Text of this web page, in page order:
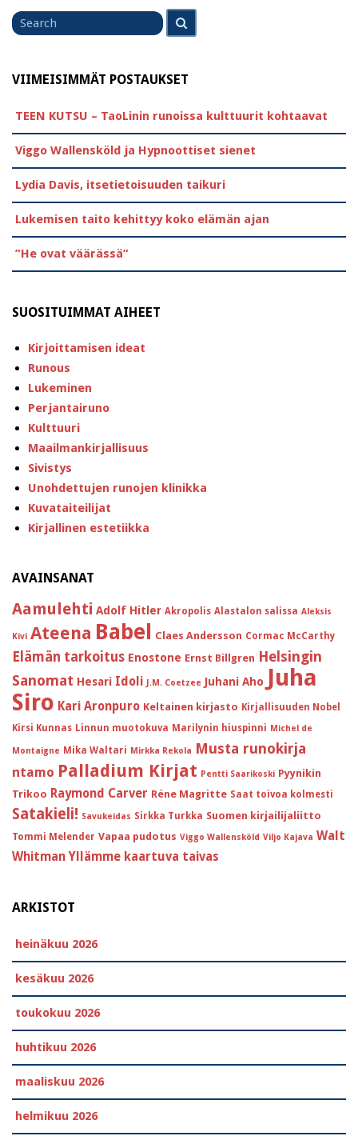
Search
for
VIIMEISIMMÄT POSTAUKSET
TEEN KUTSU – TaoLinin runoissa kulttuurit kohtaavat
Viggo Wallensköld ja Hypnoottiset sienet
Lydia Davis, itsetietoisuuden taikuri
Lukemisen taito kehittyy koko elämän ajan
”He ovat väärässä”
SUOSITUIMMAT AIHEET
Kirjoittamisen ideat
Runous
Lukeminen
Perjantairuno
Kulttuuri
Maailmankirjallisuus
Sivistys
Unohdettujen runojen klinikka
Kuvataiteilijat
Kirjallinen estetiikka
AVAINSANAT
Aamulehti Adolf Hitler Akropolis Alastalon salissa Aleksis
Kivi Ateena Babel Claes Andersson Cormac McCarthy
Elämän tarkoitus Enostone Ernst Billgren Helsingin
Sanomat Hesari Idoli J.M. Coetzee Juhani Aho Juha
Siro Kari Aronpuro Keltainen kirjasto Kirjallisuuden Nobel
Kirsi Kunnas Linnun muotokuva Marilynin hiuspinni Michel de
Montaigne Mika Waltari Mirkka Rekola Musta runokirja
ntamo Palladium Kirjat Pentti Saarikoski Pyynikin
Trikoo Raymond Carver Réne Magritte Saat toivoa kolmesti
Satakieli! Savukeidas Sirkka Turkka Suomen kirjailijaliitto
Tommi Melender Vapaa pudotus Viggo Wallensköld Viljo Kajava Walt
Whitman Yllämme kaartuva taivas
ARKISTOT
heinäkuu 2026
kesäkuu 2026
toukokuu 2026
huhtikuu 2026
maaliskuu 2026
helmikuu 2026